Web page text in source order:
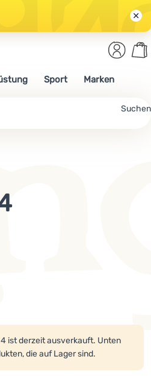
Suchen
Anmelden
Sport Marken
verkauft.
ist derzeit ausverkauft. Unten
die auf Lager sind.